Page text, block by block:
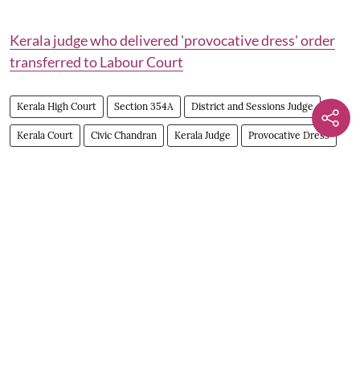
Kerala judge who delivered 'provocative dress' order
transferred to Labour Court
Kerala High Court Section 354A District and Sessions Judge
Kerala Court Civic Chandran Kerala Judge Provocative Dress